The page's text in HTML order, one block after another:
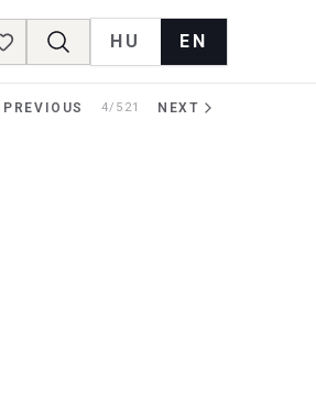
Favorites
HU EN
PREVIOUS 4/521 NEXT